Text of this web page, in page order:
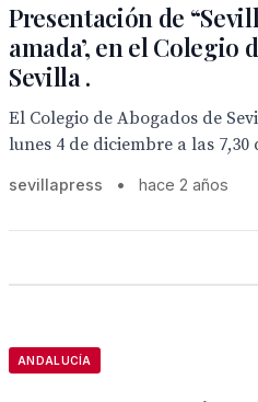
Presentación de
amada’, en el Colegio
Sevilla .
El Colegio de Abogados de
lunes 4 de diciembre a las 7,30
sevillapress • hace 2 años
ANDALUCÍA